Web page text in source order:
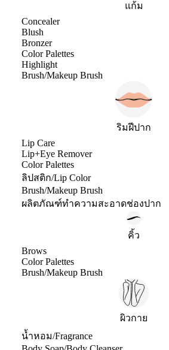
แก้ม
Concealer
Blush
Bronzer
Color Palettes
Highlight
Brush/Makeup Brush
ริมฝีปาก
Lip Care
Lip+Eye Remover
Color Palettes
ลิปสติก/Lip Color
Brush/Makeup Brush
ผลิตภัณฑ์ทำความสะอาดช่องปาก
คิ้ว
Brows
Color Palettes
Brush/Makeup Brush
ผิวกาย
น้ำหอม/Fragrance